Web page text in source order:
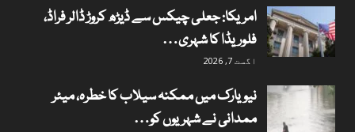
امریکا: جعلی چیکس سے ڈیڑھ کروڑ ڈالر فراڈ،
فلوریڈا کا شہری…
اگست 7, 2026
نیویارک میں ممکنہ سیلاب کا خطرہ، میئر
ممدانی نے شہریوں کو…